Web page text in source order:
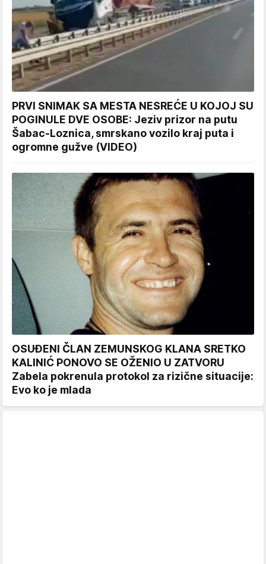
PRVI SNIMAK SA MESTA NESREĆE U KOJOJ SU
POGINULE DVE OSOBE: Jeziv prizor na putu
Šabac-Loznica, smrskano vozilo kraj puta i
ogromne gužve (VIDEO)
OSUĐENI ČLAN ZEMUNSKOG KLANA SRETKO
KALINIĆ PONOVO SE OŽENIO U ZATVORU
Zabela pokrenula protokol za rizične situacije:
Evo ko je mlada